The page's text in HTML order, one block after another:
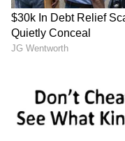
ఈ జాబితాను
చెప్పే కూరగాయలు ఈ
కొనుగోలు చేయండి.
సలహా ఇచ్చారు.